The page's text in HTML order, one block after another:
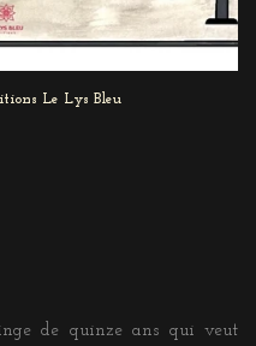
Le Lys Bleu
de quinze ans qui veut